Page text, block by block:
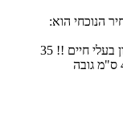
הנוכחי הוא:
פאזל ענק!! פאזל גורים בכל הצבעים ענק עם המון בעלי חיים !! 35